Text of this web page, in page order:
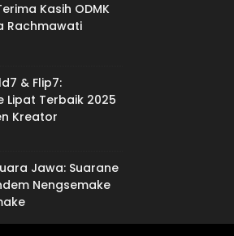
Kasih ODMK
Rachmawati
& Flip7:
Lipat Terbaik 2025
Kreator
Jawa: Suarane
Nengsemake